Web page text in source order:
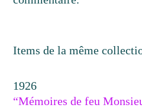
Items de la même
1926
“Mémoires de feu